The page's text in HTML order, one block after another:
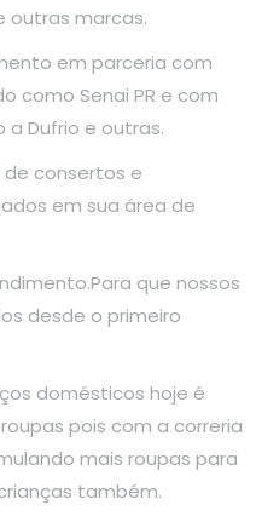
outras marcas.
em parceria com
como Senai PR e com
Dufrio e outras.
de consertos e
em sua área de
que nossos
desde o primeiro
domésticos hoje é
pois com a correria
mais roupas para
também.